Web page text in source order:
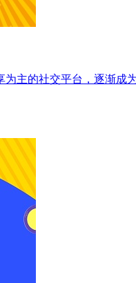
主的社交平台，逐渐